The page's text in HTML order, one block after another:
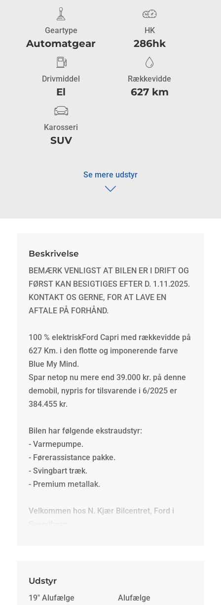
Geartype
Automatgear
HK
286hk
Drivmiddel
El
Rækkevidde
627 km
Karosseri
SUV
Se mere udstyr
Beskrivelse
BEMÆRK VENLIGST AT BILEN ER I DRIFT OG
FØRST KAN BESIGTIGES EFTER D. 1.11.2025.
KONTAKT OS GERNE, FOR AT LAVE EN
AFTALE PÅ FORHÅND.
100 % elektriskFord Capri med rækkevidde på
627 Km. i den flotte og imponerende farve
Blue My Mind.
Spar netop nu mere end 39.000 kr. på denne
demobil, nypris for tilsvarende i 6/2025 er
384.455 kr.
Bilen har følgende ekstraudstyr:
- Varmepumpe.
- Førerassistance pakke.
- Svingbart træk.
- Premium metallak.
Velkommen hos N. Kjær Bilcentret, Ford i
Udstyr
19" Alufælge Alufælge